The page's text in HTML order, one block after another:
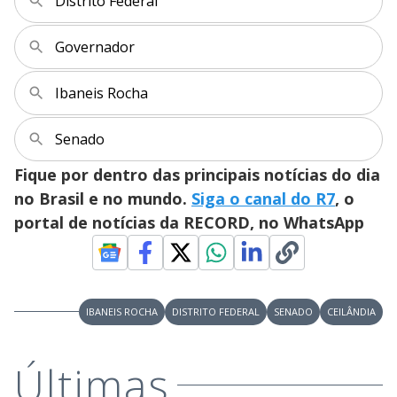
y
V
i
d
e
o
u
Governador
Ibaneis Rocha
Senado
Fique por dentro das principais notícias do dia
no Brasil e no mundo. Siga o canal do R7, o
portal de notícias da RECORD, no WhatsApp
IBANEIS ROCHA DISTRITO FEDERAL SENADO CEILÂNDIA
Últimas